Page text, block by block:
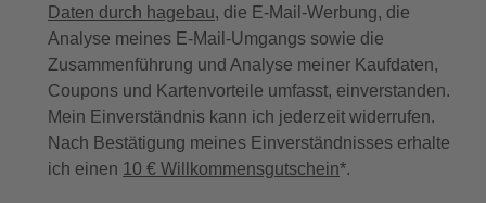
Daten durch hagebau, die E-Mail-Werbung, die
Analyse meines E-Mail-Umgangs sowie die
Zusammenführung und Analyse meiner Kaufdaten,
Coupons und Kartenvorteile umfasst, einverstanden.
Mein Einverständnis kann ich jederzeit widerrufen.
Nach Bestätigung meines Einverständnisses erhalte
ich einen 10 € Willkommensgutschein*.